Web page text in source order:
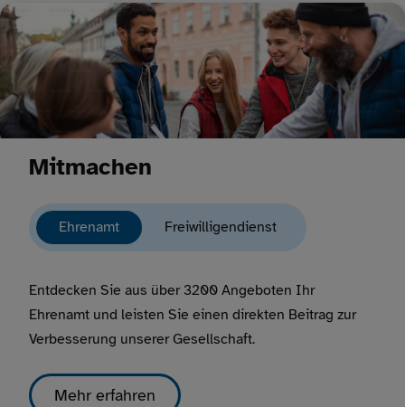
Mitmachen
Ehrenamt Freiwilligendienst
Entdecken Sie aus über 3200 Angeboten Ihr
Ehrenamt und leisten Sie einen direkten Beitrag zur
Verbesserung unserer Gesellschaft.
Mehr erfahren